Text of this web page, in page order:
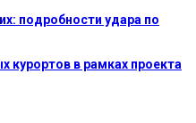
подробности удара по
курортов в рамках проекта